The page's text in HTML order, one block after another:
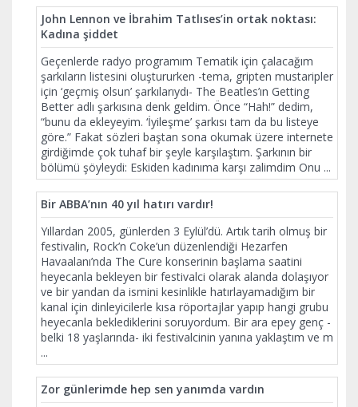
John Lennon ve İbrahim Tatlıses’in ortak noktası:
Kadına şiddet
Geçenlerde radyo programım Tematik için çalacağım
şarkıların listesini oluştururken -tema, gripten mustaripler
için ‘geçmiş olsun’ şarkılarıydı- The Beatles’ın Getting
Better adlı şarkısına denk geldim. Önce “Hah!” dedim,
“bunu da ekleyeyim. ‘İyileşme’ şarkısı tam da bu listeye
göre.” Fakat sözleri baştan sona okumak üzere internete
girdiğimde çok tuhaf bir şeyle karşılaştım. Şarkının bir
bölümü şöyleydi: Eskiden kadınıma karşı zalimdim Onu ...
Bir ABBA’nın 40 yıl hatırı vardır!
Yıllardan 2005, günlerden 3 Eylül’dü. Artık tarih olmuş bir
festivalin, Rock’n Coke’un düzenlendiği Hezarfen
Havaalanı’nda The Cure konserinin başlama saatini
heyecanla bekleyen bir festivalci olarak alanda dolaşıyor
ve bir yandan da ismini kesinlikle hatırlayamadığım bir
kanal için dinleyicilerle kısa röportajlar yapıp hangi grubu
heyecanla beklediklerini soruyordum. Bir ara epey genç -
belki 18 yaşlarında- iki festivalcinin yanına yaklaştım ve m
...
Zor günlerimde hep sen yanımda vardın